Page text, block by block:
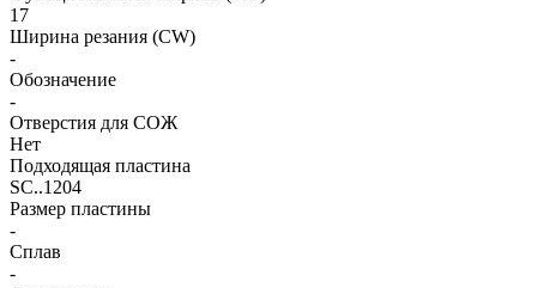
17
Ширина резания (CW)
-
Обозначение
-
Отверстия для СОЖ
Нет
Подходящая пластина
SC..1204
Размер пластины
-
Сплав
-